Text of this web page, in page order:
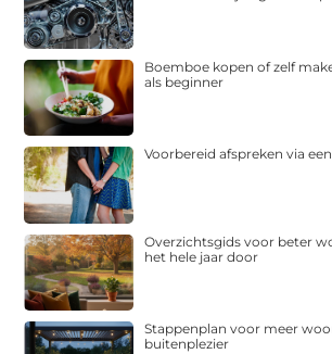
Boemboe kopen of zelf
als beginner
Voorbereid afspreken via
Overzichtsgids voor beter
het hele jaar door
Stappenplan voor meer
buitenplezier